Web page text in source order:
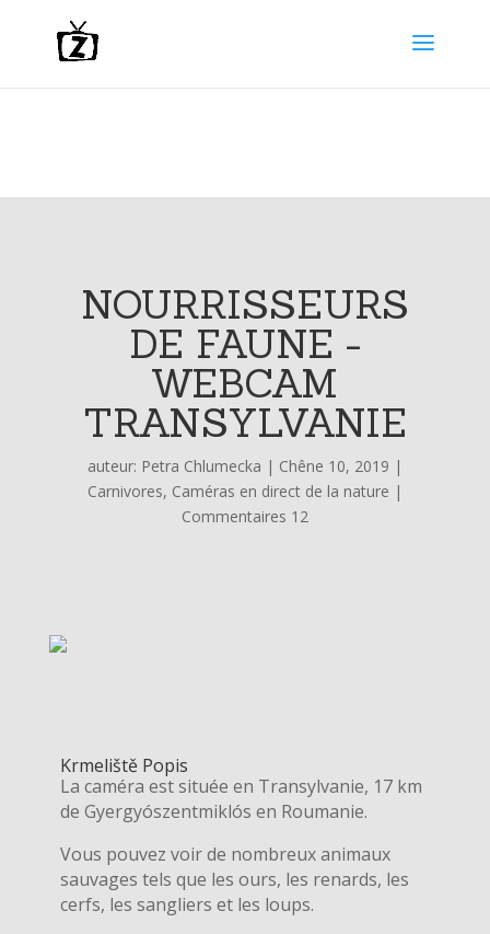
NOURRISSEURS
DE FAUNE -
WEBCAM
TRANSYLVANIE
auteur: Petra Chlumecka | Chêne 10, 2019 |
Carnivores, Caméras en direct de la nature |
Commentaires 12
Krmeliště Popis
La caméra est située en Transylvanie, 17 km
de Gyergyószentmiklós en Roumanie.
Vous pouvez voir de nombreux animaux
sauvages tels que les ours, les renards, les
cerfs, les sangliers et les loups.